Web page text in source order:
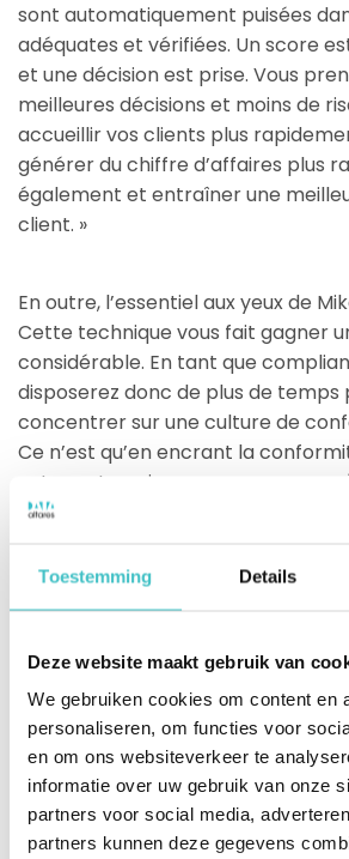
Toestemming Details
Deze website maakt gebruik van
We gebruiken cookies om content en
personaliseren, om functies voor
en om ons websiteverkeer te
informatie over uw gebruik van onze
partners voor social media,
partners kunnen deze gegevens
sont automatiquement puisées
adéquates et vérifiées. Un score
et une décision est prise. Vous
meilleures décisions et moins de
accueillir vos clients plus
générer du chiffre d’affaires plus
également et entraîner une
client. »
En outre, l’essentiel aux yeux de
Cette technique vous fait gagner
considérable. En tant que
disposerez donc de plus de temps
concentrer sur une culture de
Ce n’est qu’en encrant la
votre entreprise que vous pourrez
les risques à temps et stimuler la
Vous souhaitez en savoir plus sur
mise en conformité ? Rendez-vous
suraltares.be/fr/compliance.
Partager sur les réseaux sociaux